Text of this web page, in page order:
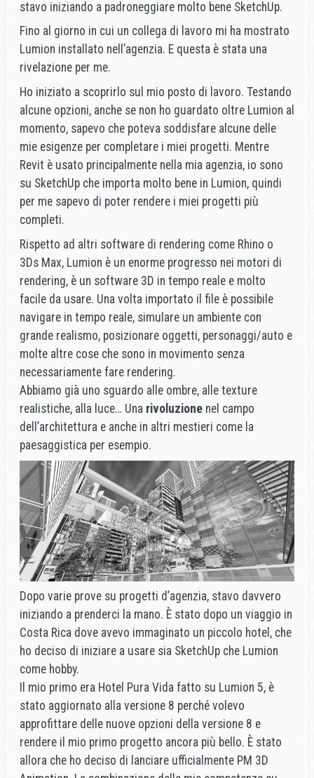
stavo iniziando a padroneggiare molto bene SketchUp.
Fino al giorno in cui un collega di lavoro mi ha mostrato
Lumion installato nell’agenzia. E questa è stata una
rivelazione per me.
Ho iniziato a scoprirlo sul mio posto di lavoro. Testando
alcune opzioni, anche se non ho guardato oltre Lumion al
momento, sapevo che poteva soddisfare alcune delle
mie esigenze per completare i miei progetti. Mentre
Revit è usato principalmente nella mia agenzia, io sono
su SketchUp che importa molto bene in Lumion, quindi
per me sapevo di poter rendere i miei progetti più
completi.
Rispetto ad altri software di rendering come Rhino o
3Ds Max, Lumion è un enorme progresso nei motori di
rendering, è un software 3D in tempo reale e molto
facile da usare. Una volta importato il file è possibile
navigare in tempo reale, simulare un ambiente con
grande realismo, posizionare oggetti, personaggi/auto e
molte altre cose che sono in movimento senza
necessariamente fare rendering.
Abbiamo già uno sguardo alle ombre, alle texture
realistiche, alla luce… Una rivoluzione nel campo
dell’architettura e anche in altri mestieri come la
paesaggistica per esempio.
Dopo varie prove su progetti d’agenzia, stavo davvero
iniziando a prenderci la mano. È stato dopo un viaggio in
Costa Rica dove avevo immaginato un piccolo hotel, che
ho deciso di iniziare a usare sia SketchUp che Lumion
come hobby.
Il mio primo era Hotel Pura Vida fatto su Lumion 5, è
stato aggiornato alla versione 8 perché volevo
approfittare delle nuove opzioni della versione 8 e
rendere il mio primo progetto ancora più bello. È stato
allora che ho deciso di lanciare ufficialmente PM 3D